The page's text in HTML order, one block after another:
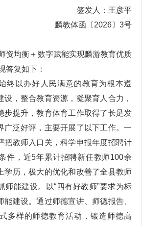
签发人：王彦平
麟教体函〔2026〕3号
资均衡＋数字赋能实现麟游教育优质
答复如下：
终以办好人民满意的教育为根本遵
设，整合教育资源，凝聚育人合力，
步提升，教育体育工作取得了长足发
广泛好评，主要开展了以下工作。一
把教师入口关，科学申报年度招聘计
件，近5年累计招聘新任教师100余
学历，极大的优化和改善了全县教师
师能建设。以“四有好教师”要求为标
能建设。通过师德宣讲、师德报告、
多样的师德教育活动，锻造师德高